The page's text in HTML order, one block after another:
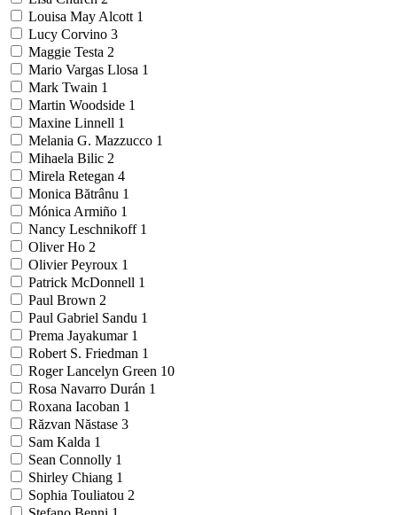
Louisa May Alcott 1
Lucy Corvino 3
Maggie Testa 2
Mario Vargas Llosa 1
Mark Twain 1
Martin Woodside 1
Maxine Linnell 1
Melania G. Mazzucco 1
Mihaela Bilic 2
Mirela Retegan 4
Monica Bătrânu 1
Mónica Armiño 1
Nancy Leschnikoff 1
Oliver Ho 2
Olivier Peyroux 1
Patrick McDonnell 1
Paul Brown 2
Paul Gabriel Sandu 1
Prema Jayakumar 1
Robert S. Friedman 1
Roger Lancelyn Green 10
Rosa Navarro Durán 1
Roxana Iacoban 1
Răzvan Năstase 3
Sam Kalda 1
Sean Connolly 1
Shirley Chiang 1
Sophia Touliatou 2